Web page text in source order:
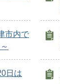
市内で
日は